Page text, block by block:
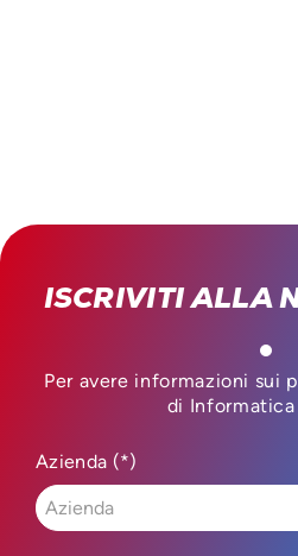
ISCRIVITI ALLA
Per avere informazioni sui
di
Azienda (*)